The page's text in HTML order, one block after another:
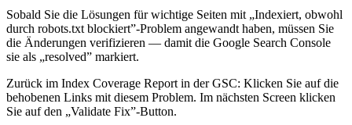
Sobald Sie die Lösungen für wichtige Seiten mit „Indexiert, obwohl
durch robots.txt blockiert”-Problem angewandt haben, müssen Sie
die Änderungen verifizieren — damit die Google Search Console
sie als „resolved” markiert.
Zurück im Index Coverage Report in der GSC: Klicken Sie auf die
behobenen Links mit diesem Problem. Im nächsten Screen klicken
Sie auf den „Validate Fix”-Button.